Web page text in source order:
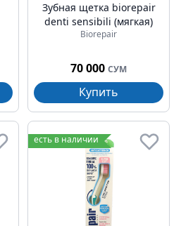
Зубная щетка biorepair
denti sensibili (мягкая)
Biorepair
70 000 СУМ
Купить
есть в наличии